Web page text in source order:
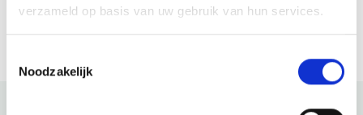
verzameld op basis van uw gebruik van hun services.
Noodzakelijk
27 Sep 202615:00 - 17:00